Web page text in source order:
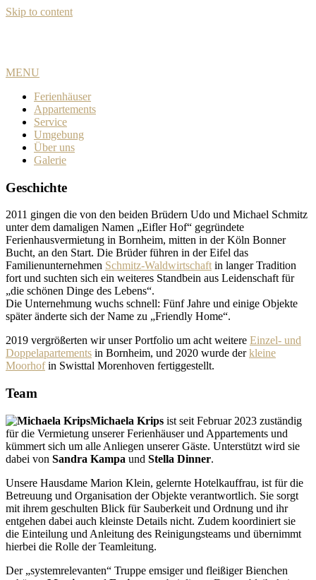
Skip to content
MENU
Ferienhäuser
Appartements
Service
Umgebung
Über uns
Galerie
Geschichte
2011 gingen die von den beiden Brüdern Udo und Michael Schmitz
unter dem damaligen Namen „Eifler Hof“ gegründete
Ferienhausvermietung in Bornheim, mitten in der Köln Bonner
Bucht, an den Start. Die Brüder führen in der Eifel das
Familienunternehmen Schmitz-Waldwirtschaftin langer Tradition
fort und suchten sich ein weiteres Standbein aus Leidenschaft für
„die schönen Dinge des Lebens“.
Die Unternehmung wuchs schnell: Fünf Jahre und einige Objekte
später änderte sich der Name zu „Friendly Home“.
2019 vergrößerten wir unser Portfolio um acht weitere Einzel- und
Doppelapartements in Bornheim, und 2020 wurde derkleine
Moorhofin Swisttal Morenhoven fertiggestellt.
Team
Michaela Krips ist seit Februar 2023 zuständig
für die Vermietung unserer Ferienhäuser und Appartements und
kümmert sich um alle Anliegen unserer Gäste. Unterstützt wird sie
dabei von Sandra Kampa und Stella Dinner.
Unsere Hausdame Marion Klein, gelernte Hotelkauffrau, ist für die
Betreuung und Organisation der Objekte verantwortlich. Sie sorgt
mit ihrem geschulten Blick für Sauberkeit und Ordnung und ihr
entgehen dabei auch kleinste Details nicht. Zudem koordiniert sie
die Einteilung und Anleitung des Reinigungsteams und übernimmt
hierbei die Rolle der Teamleitung.
Der „systemrelevanten“ Truppe emsiger und fleißiger Bienchen